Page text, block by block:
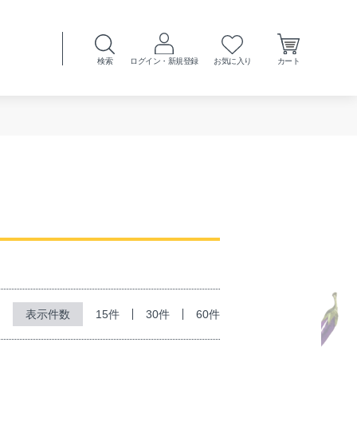
検索 ログイン・新規登録 お気に入り カート
15件 30件 60件